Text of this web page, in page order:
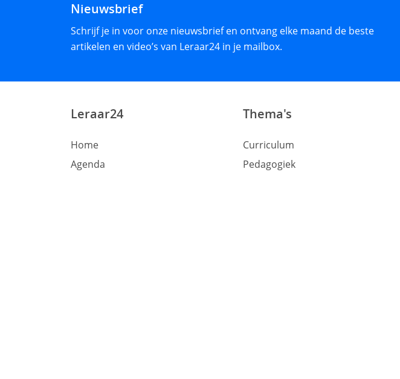
Nieuwsbrief
Schrijf je in voor onze nieuwsbrief en ontvang elke maand de beste
artikelen en video’s van Leraar24 in je mailbox.
Leraar24
Home
Agenda
Thema's
Curriculum
Pedagogiek